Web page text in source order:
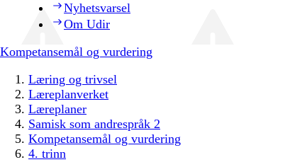
Nyhetsvarsel
Om Udir
Kompetansemål og vurdering
Læring og trivsel
Læreplanverket
Læreplaner
Samisk som andrespråk 2
Kompetansemål og vurdering
4. trinn